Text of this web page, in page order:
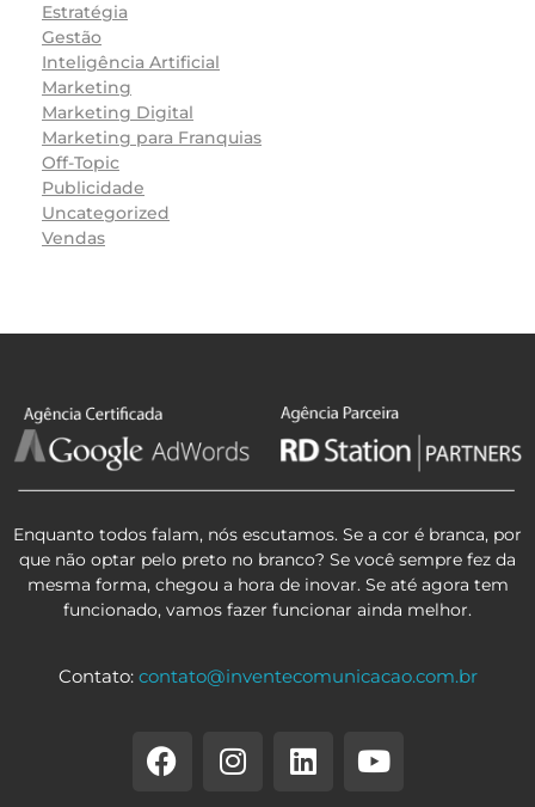
Estratégia
Gestão
Inteligência Artificial
Marketing
Marketing Digital
Marketing para Franquias
Off-Topic
Publicidade
Uncategorized
Vendas
Enquanto todos falam, nós escutamos. Se a cor é branca, por
que não optar pelo preto no branco? Se você sempre fez da
mesma forma, chegou a hora de inovar. Se até agora tem
funcionado, vamos fazer funcionar ainda melhor.
Contato: contato@inventecomunicacao.com.br